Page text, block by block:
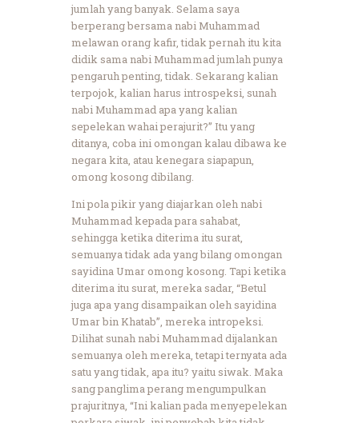
jumlah yang banyak. Selama saya
berperang bersama nabi Muhammad
melawan orang kafir, tidak pernah itu kita
didik sama nabi Muhammad jumlah punya
pengaruh penting, tidak. Sekarang kalian
terpojok, kalian harus introspeksi, sunah
nabi Muhammad apa yang kalian
sepelekan wahai perajurit?” Itu yang
ditanya, coba ini omongan kalau dibawa ke
negara kita, atau kenegara siapapun,
omong kosong dibilang.
Ini pola pikir yang diajarkan oleh nabi
Muhammad kepada para sahabat,
sehingga ketika diterima itu surat,
semuanya tidak ada yang bilang omongan
sayidina Umar omong kosong. Tapi ketika
diterima itu surat, mereka sadar, “Betul
juga apa yang disampaikan oleh sayidina
Umar bin Khatab”, mereka intropeksi.
Dilihat sunah nabi Muhammad dijalankan
semuanya oleh mereka, tetapi ternyata ada
satu yang tidak, apa itu? yaitu siwak. Maka
sang panglima perang mengumpulkan
prajuritnya, “Ini kalian pada menyepelekan